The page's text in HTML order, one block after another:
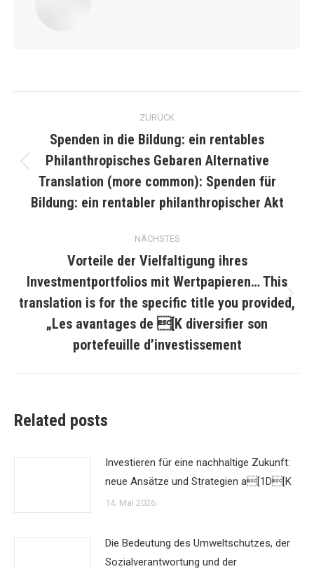
Kommentarnavigation
ZURÜCK
Beitrag:
Spenden in die Bildung: ein rentables
Philanthropisches Gebaren Alternative
Translation (more common): Spenden für
Bildung: ein rentabler philanthropischer Akt
NÄCHSTES
Nächster
Beitrag:
Vorteile der Vielfaltigung ihres
Investmentportfolios mit Wertpapieren… This
translation is for the specific title you provided,
„Les avantages de [K diversifier son
portefeuille d’investissement
Related posts
Investieren für eine nachhaltige Zukunft:
neue Ansätze und Strategien a[1D[K
14. Mai 2026
Die Bedeutung des Umweltschutzes, der
Sozialverantwortung und der